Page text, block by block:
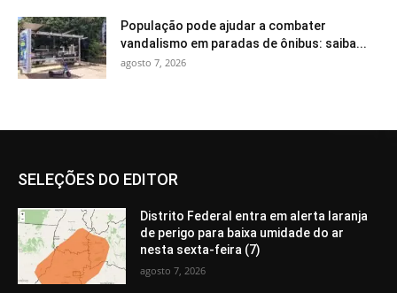
População pode ajudar a combater
vandalismo em paradas de ônibus: saiba...
agosto 7, 2026
SELEÇÕES DO EDITOR
Distrito Federal entra em alerta laranja
de perigo para baixa umidade do ar
nesta sexta-feira (7)
agosto 7, 2026